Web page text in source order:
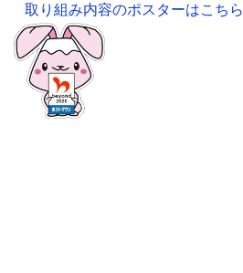
取り組み内容のポスターはこちら